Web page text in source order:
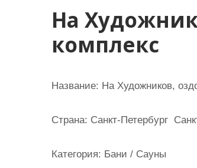
На
комплекс
Название: На Художников,
Страна: Санкт-Петербург
Категория: Бани / Сауны